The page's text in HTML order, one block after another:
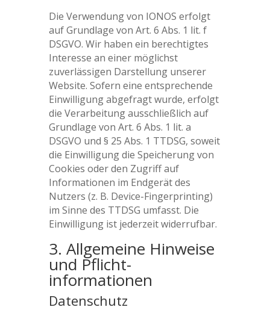
Die Verwendung von IONOS erfolgt
auf Grundlage von Art. 6 Abs. 1 lit. f
DSGVO. Wir haben ein berechtigtes
Interesse an einer möglichst
zuverlässigen Darstellung unserer
Website. Sofern eine entsprechende
Einwilligung abgefragt wurde, erfolgt
die Verarbeitung ausschließlich auf
Grundlage von Art. 6 Abs. 1 lit. a
DSGVO und § 25 Abs. 1 TTDSG, soweit
die Einwilligung die Speicherung von
Cookies oder den Zugriff auf
Informationen im Endgerät des
Nutzers (z. B. Device-Fingerprinting)
im Sinne des TTDSG umfasst. Die
Einwilligung ist jederzeit widerrufbar.
3. Allgemeine Hinweise
und Pflicht­
informationen
Datenschutz